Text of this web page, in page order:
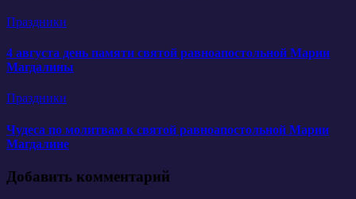
Праздники
4 августа день памяти святой равноапостольной Марии
Магдалины
Праздники
Чудеса по молитвам к святой равноапостольной Марии
Магдалине
Добавить комментарий